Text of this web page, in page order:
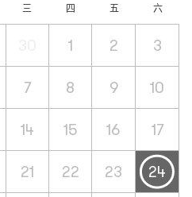
三 四 五 六
1 2 3
7 8 9 10
14 15 16 17
21 22 23 24